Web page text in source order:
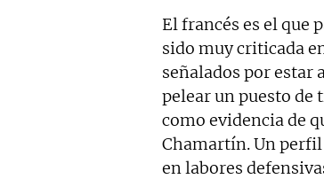
El francés es el que
sido muy criticada
señalados por estar
pelear un puesto de
como evidencia de
Chamartín. Un perfil
en labores